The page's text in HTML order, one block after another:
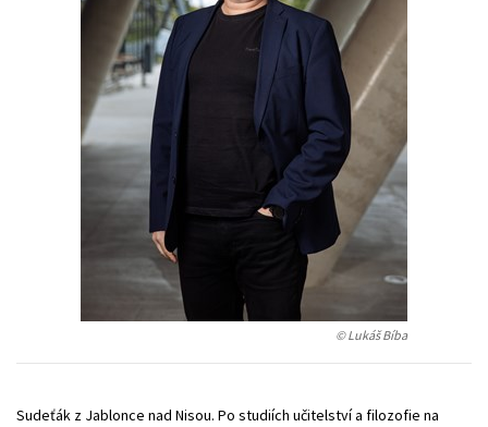
Young adult (SK)
Zahraniční literatura Zdraví a životní styl
Všechny tituly
© Lukáš Bíba
Sudeťák z Jablonce nad Nisou. Po studiích učitelství a filozofie na